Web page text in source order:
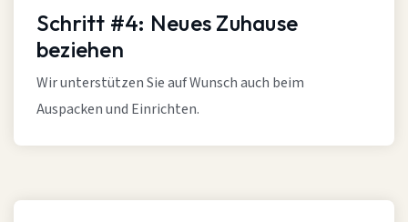
Schritt #4: Neues Zuhause
beziehen
Wir unterstützen Sie auf Wunsch auch beim
Auspacken und Einrichten.